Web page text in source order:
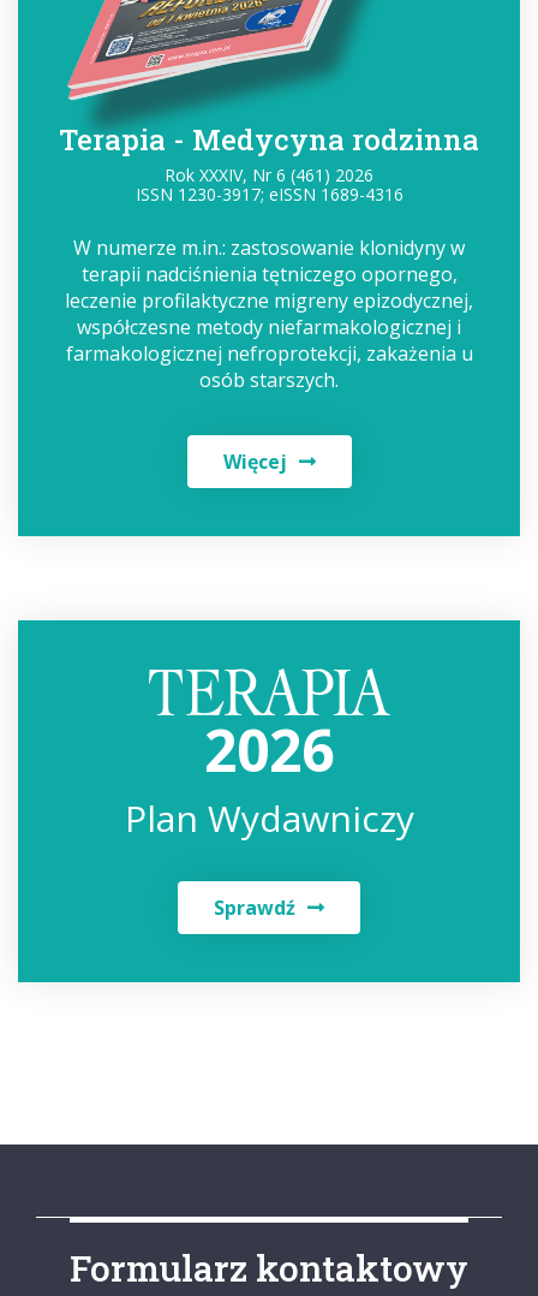
Terapia - Medycyna rodzinna
Rok XXXIV, Nr 6 (461) 2026
ISSN 1230-3917; eISSN 1689-4316
W numerze m.in.: zastosowanie klonidyny w
terapii nadciśnienia tętniczego opornego,
leczenie profilaktyczne migreny epizodycznej,
współczesne metody niefarmakologicznej i
farmakologicznej nefroprotekcji, zakażenia u
osób starszych.
Więcej
2026
Plan Wydawniczy
Sprawdź
Formularz kontaktowy